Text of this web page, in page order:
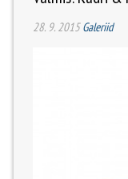
28. 9. 2015Galeriid